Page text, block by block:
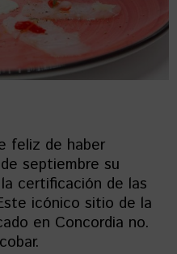
feliz de haber
septiembre su
certificación de las
icónico sitio de la
en Concordia no.